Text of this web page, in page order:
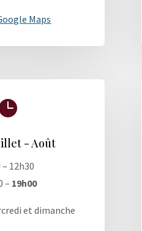
Maps
- Août
12h30
– 19h00
et dimanche